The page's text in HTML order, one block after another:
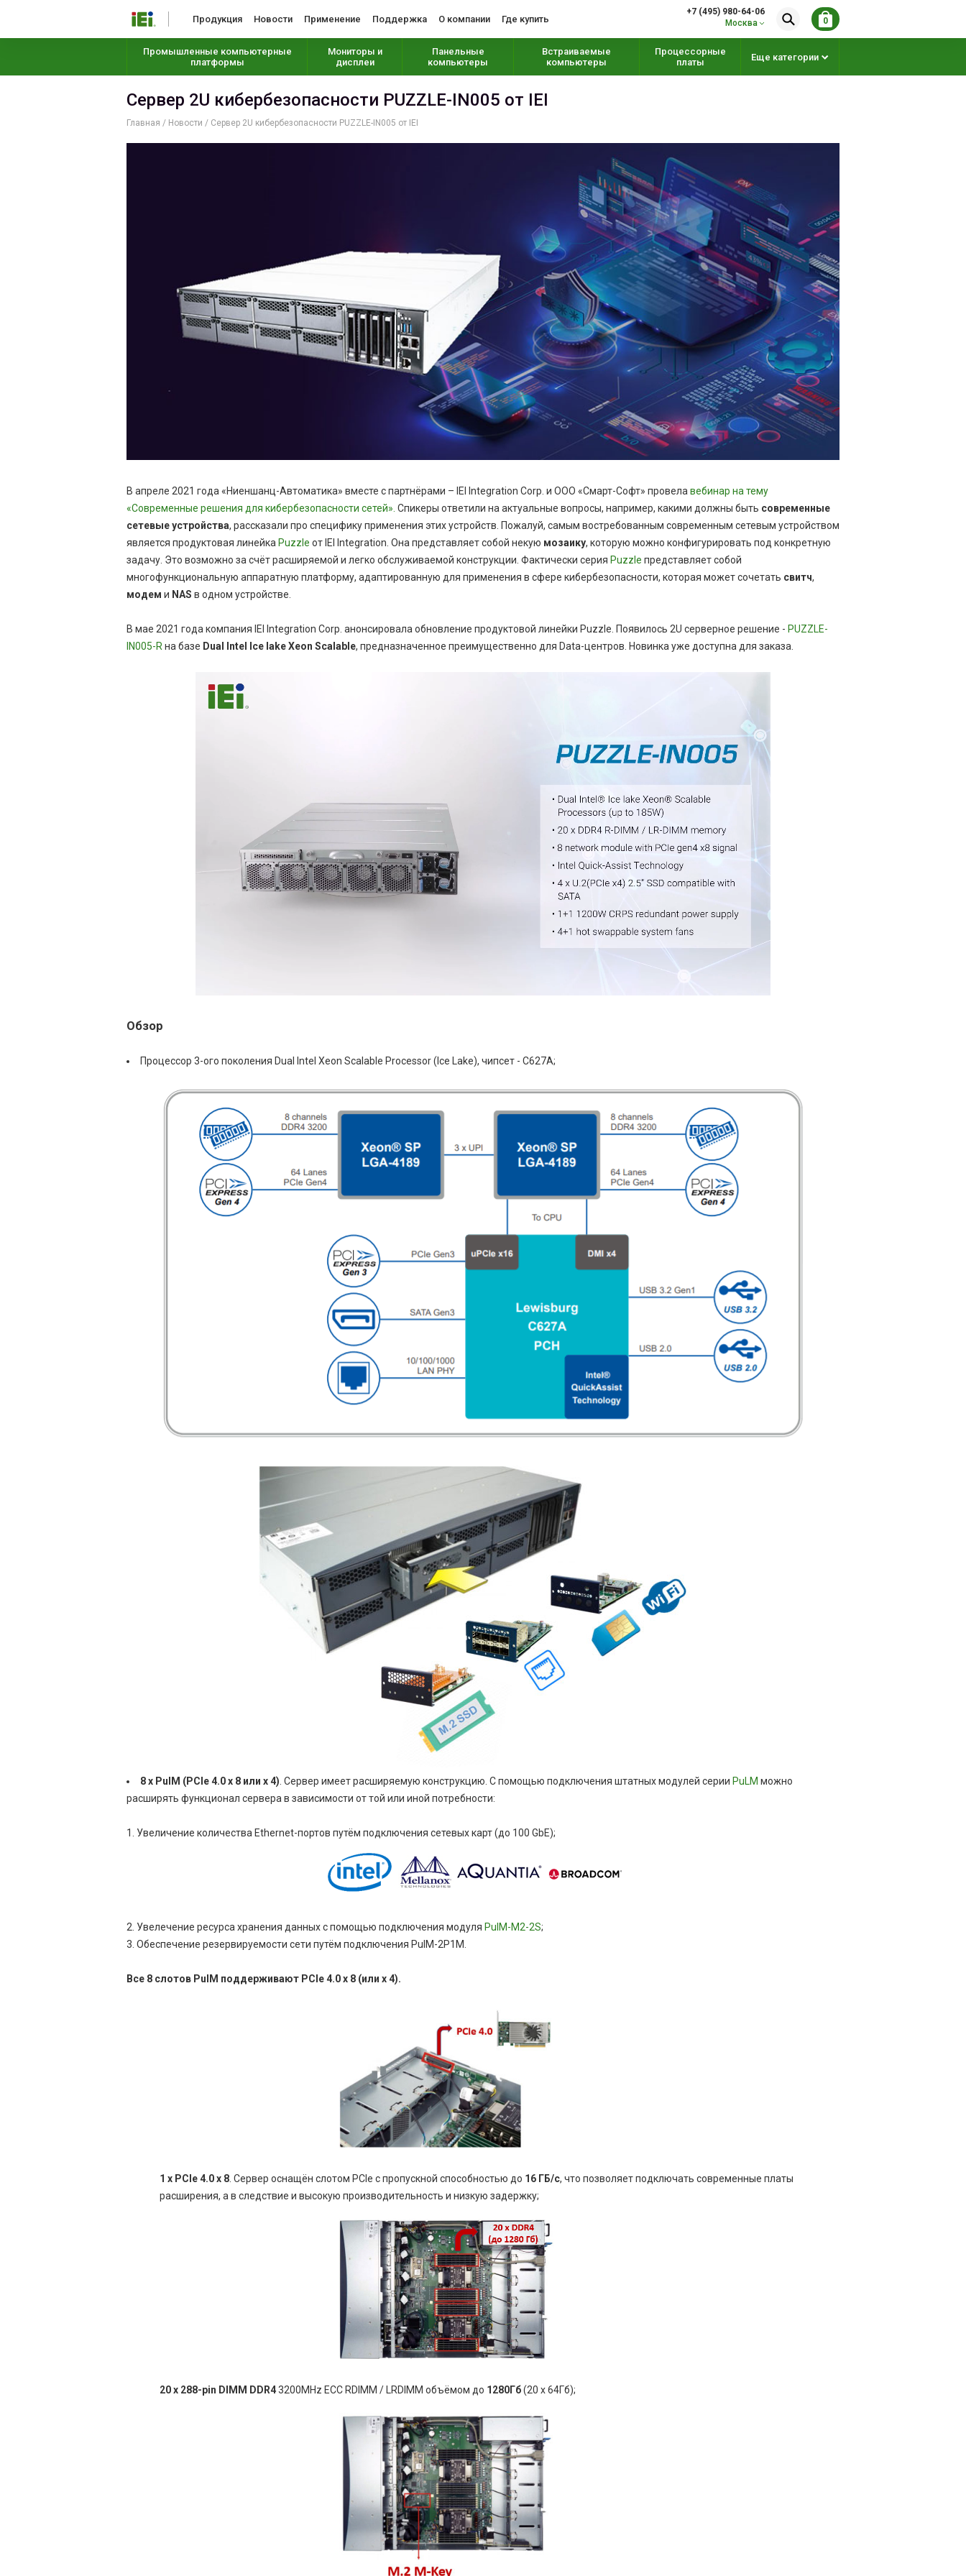
Продукция Новости Применение Поддержка О компании Где купить
+7 (495) 980-64-06
Москва
0
Промышленные компьютерные
платформы
Мониторы и
дисплеи
Панельные
компьютеры
Встраиваемые
компьютеры
Процессорные
платы
Еще категории
Сервер 2U кибербезопасности PUZZLE-IN005 от IEI
Главная / Новости / Сервер 2U кибербезопасности PUZZLE-IN005 от IEI
В апреле 2021 года «Ниеншанц-Автоматика» вместе с партнёрами – IEI Integration Corp. и ООО «Смарт-Софт» провелавебинар на тему
«Современные решения для кибербезопасности сетей». Спикеры ответили на актуальные вопросы, например, какими должны быть современные
сетевые устройства, рассказали про специфику применения этих устройств. Пожалуй, самым востребованным современным сетевым устройством
является продуктовая линейка Puzzle от IEI Integration. Она представляет собой некую мозаику, которую можно конфигурировать под конкретную
задачу. Это возможно за счёт расширяемой и легко обслуживаемой конструкции. Фактически серия Puzzle представляет собой
многофункциональную аппаратную платформу, адаптированную для применения в сфере кибербезопасности, которая может сочетать свитч,
модем и NAS в одном устройстве.
В мае 2021 года компания IEI Integration Corp. анонсировала обновление продуктовой линейки Puzzle. Появилось 2U серверное решение - PUZZLE-
IN005-Rна базе Dual Intel Ice lake Xeon Scalable, предназначенное преимущественно для Data-центров. Новинка уже доступна для заказа.
Обзор
Процессор 3-ого поколения Dual Intel Xeon Scalable Processor (Ice Lake), чипсет - C627A;
8 x PulM (PCIe 4.0 x 8 или x 4). Сервер имеет расширяемую конструкцию. С помощью подключения штатных модулей серии PuLM можно
расширять функционал сервера в зависимости от той или иной потребности:
Увеличение количества Ethernet-портов путём подключения сетевых карт (до 100 GbE);
Увелечение ресурса хранения данных с помощью подключения модуля PulM-M2-2S;
Обеспечение резервируемости сети путём подключения PulM-2P1M.
Все 8 слотов PulM поддерживают PCIe 4.0 x 8 (или x 4).
1 x PCIe 4.0 x 8. Cервер оснащён слотом PCIe c пропускной способностью до 16 ГБ/с, что позволяет подключать современные платы
расширения, а в следствие и высокую производительность и низкую задержку;
20 x 288-pin DIMM DDR43200MHz ECC RDIMM / LRDIMM объёмом до 1280Гб(20 x 64Гб);